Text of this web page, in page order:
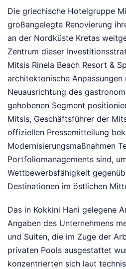
Die griechische Hotelgruppe
großangelegte Renovierung
an der Nordküste Kretas
Zentrum dieser
Mitsis Rinela Beach Resort &
architektonische Anpassungen
Neuausrichtung des
gehobenen Segment
Mitsis, Geschäftsführer der
offiziellen Pressemitteilung
Modernisierungsmaßnahmen
Portfoliomanagements sind,
Wettbewerbsfähigkeit
Destinationen im östlichen
Das in Kokkini Hani gelegene
Angaben des Unternehmens
und Suiten, die im Zuge der
privaten Pools ausgestattet
konzentrierten sich laut